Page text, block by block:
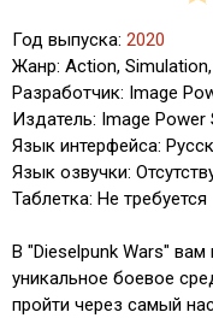
Год выпуска: 2020
Жанр: Action,
Разработчик: Image
Издатель: Image Power
Язык интерфейса:
Язык озвучки:
Таблетка: Не требуется
В "Dieselpunk Wars" вам
уникальное боевое
пройти через самый